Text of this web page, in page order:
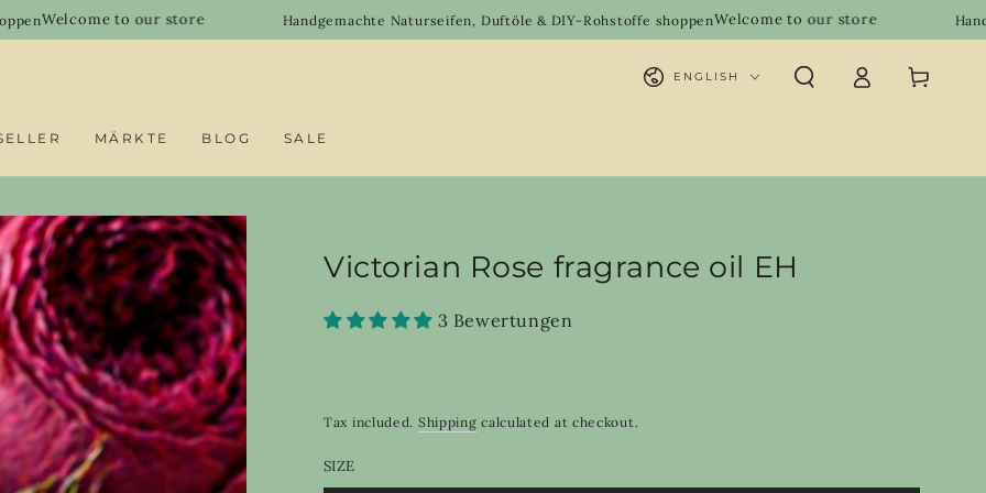
to our store Handgemachte Naturseifen, Duftöle & DIY-Rohstoffe shoppenWelcome to our store Handgemachte
MÄRKTE BLOG SALE
Language
ENGLISH
in
Cart
Victorian Rose fragrance oil EH
3 Bewertungen
Tax included. Shipping calculated at checkout.
SIZE